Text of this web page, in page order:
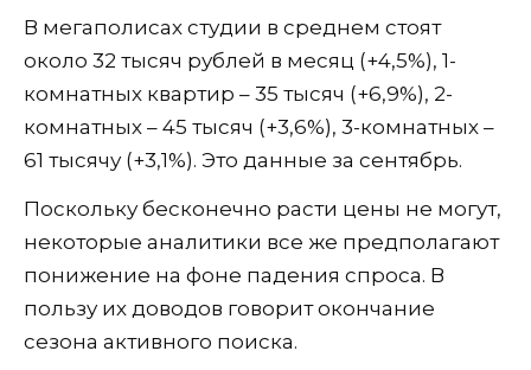
В мегаполисах студии в среднем стоят
около 32 тысяч рублей в месяц (+4,5%), 1-
комнатных квартир – 35 тысяч (+6,9%), 2-
комнатных – 45 тысяч (+3,6%), 3-комнатных –
61 тысячу (+3,1%). Это данные за сентябрь.
Поскольку бесконечно расти цены не могут,
некоторые аналитики все же предполагают
понижение на фоне падения спроса. В
пользу их доводов говорит окончание
сезона активного поиска.